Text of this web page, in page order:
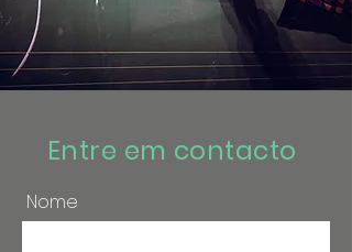
Entre em contacto
Nome